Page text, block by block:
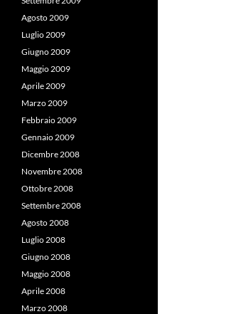
Agosto 2009
Luglio 2009
Giugno 2009
Maggio 2009
Aprile 2009
Marzo 2009
Febbraio 2009
Gennaio 2009
Dicembre 2008
Novembre 2008
Ottobre 2008
Settembre 2008
Agosto 2008
Luglio 2008
Giugno 2008
Maggio 2008
Aprile 2008
Marzo 2008